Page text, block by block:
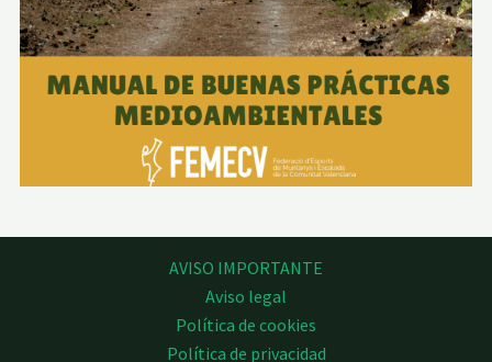
AVISO IMPORTANTE
Aviso legal
Política de cookies
Política de privacidad